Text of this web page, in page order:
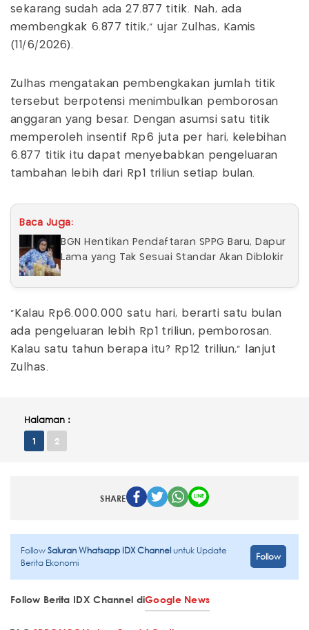
sekarang sudah ada 27.877 titik. Nah, ada
membengkak 6.877 titik," ujar Zulhas, Kamis
(11/6/2026).
Zulhas mengatakan pembengkakan jumlah titik
tersebut berpotensi menimbulkan pemborosan
anggaran yang besar. Dengan asumsi satu titik
memperoleh insentif Rp6 juta per hari, kelebihan
6.877 titik itu dapat menyebabkan pengeluaran
tambahan lebih dari Rp1 triliun setiap bulan.
Baca Juga:
BGN Hentikan Pendaftaran SPPG Baru, Dapur
Lama yang Tak Sesuai Standar Akan Diblokir
"Kalau Rp6.000.000 satu hari, berarti satu bulan
ada pengeluaran lebih Rp1 triliun, pemborosan.
Kalau satu tahun berapa itu? Rp12 triliun," lanjut
Zulhas.
Halaman :
1 2
SHARE
FollowSaluran Whatsapp IDX Channeluntuk Update
Berita Ekonomi
Follow
Follow Berita IDX Channel diGoogle News